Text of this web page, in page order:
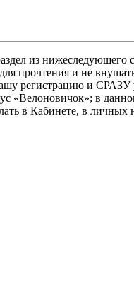
из
прочтения и не
регистрацию и СРАЗУ
«Велоновичок»; в
в Кабинете, в